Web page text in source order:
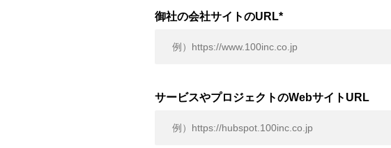
御社の会社サイトのURL*
サービスやプロジェクトのWebサイトURL